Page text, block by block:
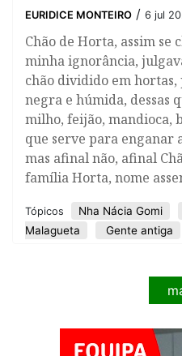
EURIDICE MONTEIRO / 6 jul
Chão de Horta, assim se
minha ignorância,
chão dividido em
negra e húmida, dessas
milho, feijão, mandioca,
que serve para enganar
mas afinal não, afinal
família Horta, nome
Tópicos Nha Nácia Gomi
Malagueta
Gente antiga